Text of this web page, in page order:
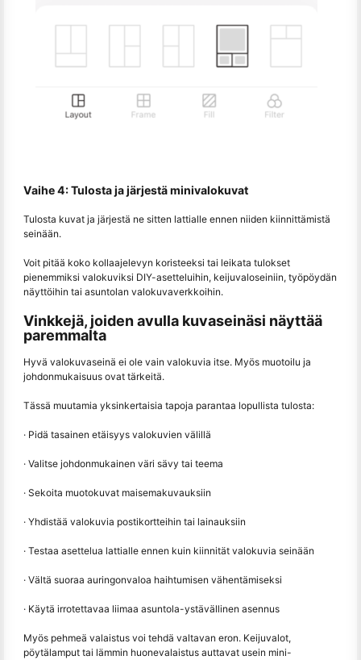
Vaihe 4: Tulosta ja järjestä minivalokuvat
Tulosta kuvat ja järjestä ne sitten lattialle ennen niiden kiinnittämistä
seinään.
Voit pitää koko kollaajelevyn koristeeksi tai leikata tulokset
pienemmiksi valokuviksi DIY-asetteluihin, keijuvaloseiniin, työpöydän
näyttöihin tai asuntolan valokuvaverkkoihin.
Vinkkejä, joiden avulla kuvaseinäsi näyttää
paremmalta
Hyvä valokuvaseinä ei ole vain valokuvia itse. Myös muotoilu ja
johdonmukaisuus ovat tärkeitä.
Tässä muutamia yksinkertaisia tapoja parantaa lopullista tulosta:
· Pidä tasainen etäisyys valokuvien välillä
· Valitse johdonmukainen väri sävy tai teema
· Sekoita muotokuvat maisemakuvauksiin
· Yhdistää valokuvia postikortteihin tai lainauksiin
· Testaa asettelua lattialle ennen kuin kiinnität valokuvia seinään
· Vältä suoraa auringonvaloa haihtumisen vähentämiseksi
· Käytä irrotettavaa liimaa asuntola-ystävällinen asennus
Myös pehmeä valaistus voi tehdä valtavan eron. Keijuvalot,
pöytälamput tai lämmin huonevalaistus auttavat usein mini-